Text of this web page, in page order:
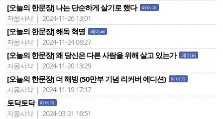
[오늘의 한문장] 나는 단순하게 살기로 했다 페이퍼
자몽샤샥 | 2024-11-26 13:01
[오늘의 한문장] 해독 혁명 페이퍼
자몽샤샥 | 2024-11-24 08:27
[오늘의 한문장] 왜 당신은 다른 사람을 위해 살고 있는가 페이퍼
자몽샤샥 | 2024-11-20 13:29
[오늘의 한문장] 더 해빙 (50만부 기념 리커버 에디션) 페이퍼
자몽샤샥 | 2024-11-19 17:17
토닥토닥 페이퍼
자몽샤샥 | 2024-03-21 16:51